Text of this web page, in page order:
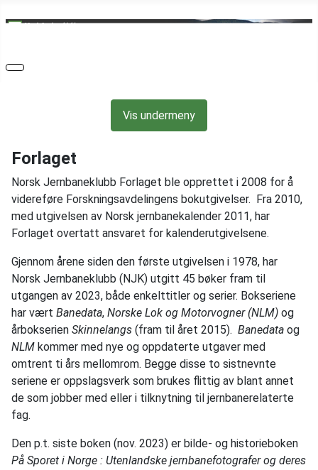
Vis undermeny
Forlaget
Norsk Jernbaneklubb Forlaget ble opprettet i 2008 for å
videreføre Forskningsavdelingens bokutgivelser. Fra 2010,
med utgivelsen av Norsk jernbanekalender 2011, har
Forlaget overtatt ansvaret for kalenderutgivelsene.
Gjennom årene siden den første utgivelsen i 1978, har
Norsk Jernbaneklubb (NJK) utgitt 45 bøker fram til
utgangen av 2023, både enkelttitler og serier. Bokseriene
har vært Banedata, Norske Lok og Motorvogner (NLM) og
årbokserien Skinnelangs (fram til året 2015). Banedata og
NLM kommer med nye og oppdaterte utgaver med
omtrent ti års mellomrom. Begge disse to sistnevnte
seriene er oppslagsverk som brukes flittig av blant annet
de som jobber med eller i tilknytning til jernbanerelaterte
fag.
Den p.t. siste boken (nov. 2023) er bilde- og historieboken
På Sporet i Norge : Utenlandske jernbanefotografer og deres